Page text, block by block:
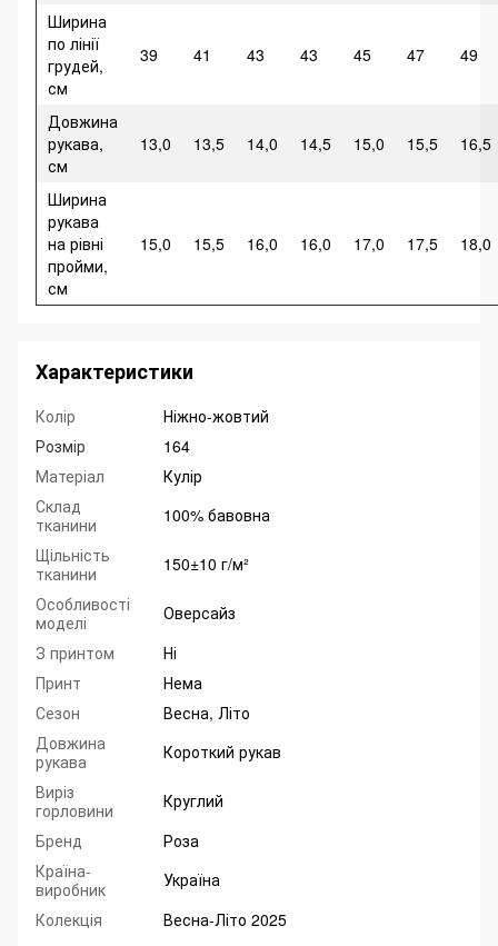
Ширина
по лінії
грудей,
см
39 41 43 43 45 47 49
Довжина
рукава,
см
13,0 13,5 14,0 14,5 15,0 15,5 16,5
Ширина
рукава
на рівні
пройми,
см
15,0 15,5 16,0 16,0 17,0 17,5 18,0
Характеристики
Колір
Ніжно-жовтий
Розмір
164
Матеріал
Кулір
Склад
тканини
100% бавовна
Щільність
тканини
150±10 г/м²
Особливості
моделі
Оверсайз
З принтом
Ні
Принт
Нема
Сезон
Весна, Літо
Довжина
рукава
Короткий рукав
Виріз
горловини
Круглий
Бренд
Роза
Країна-
виробник
Україна
Колекція
Весна-Літо 2025